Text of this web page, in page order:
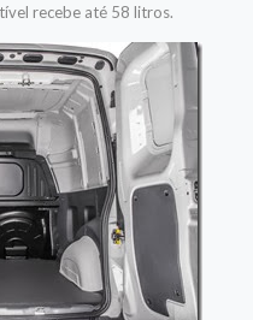
recebe até 58 litros.